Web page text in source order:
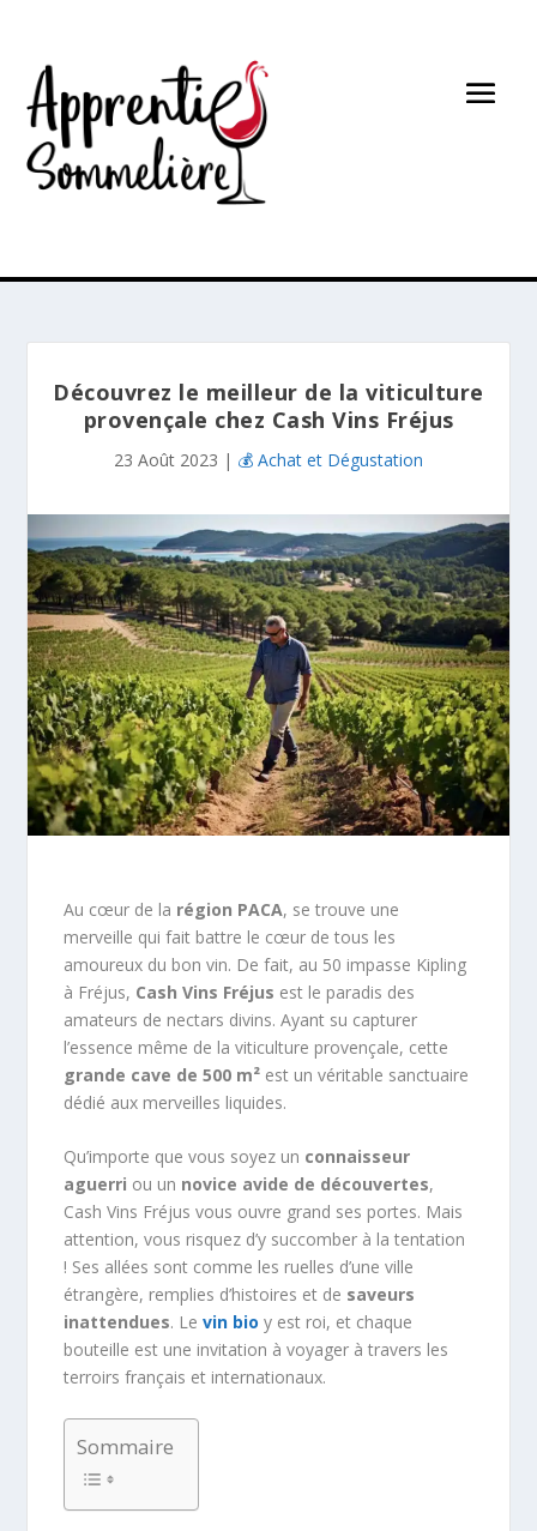
Découvrez le meilleur de la viticulture
provençale chez Cash Vins Fréjus
23 Août 2023 | 💰 Achat et Dégustation
Au cœur de la région PACA, se trouve une
merveille qui fait battre le cœur de tous les
amoureux du bon vin. De fait, au 50 impasse Kipling
à Fréjus, Cash Vins Fréjus est le paradis des
amateurs de nectars divins. Ayant su capturer
l’essence même de la viticulture provençale, cette
grande cave de 500 m² est un véritable sanctuaire
dédié aux merveilles liquides.
Qu’importe que vous soyez un connaisseur
aguerri ou un novice avide de découvertes,
Cash Vins Fréjus vous ouvre grand ses portes. Mais
attention, vous risquez d’y succomber à la tentation
! Ses allées sont comme les ruelles d’une ville
étrangère, remplies d’histoires et de saveurs
inattendues. Levin bio y est roi, et chaque
bouteille est une invitation à voyager à travers les
terroirs français et internationaux.
Sommaire